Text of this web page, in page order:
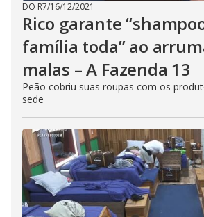
DO R7/16/12/2021
Rico garante
família toda” ao
malas – A Fazenda 13
Peão cobriu suas roupas com os
sede